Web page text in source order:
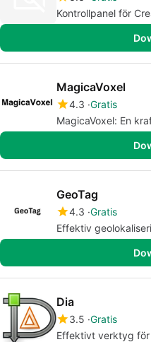
Kontrollpanel för
MagicaVoxel
4.3 Gratis
MagicaVoxel: En
GeoTag
4.3 Gratis
Effektiv
Dia
3.5 Gratis
Effektivt verktyg